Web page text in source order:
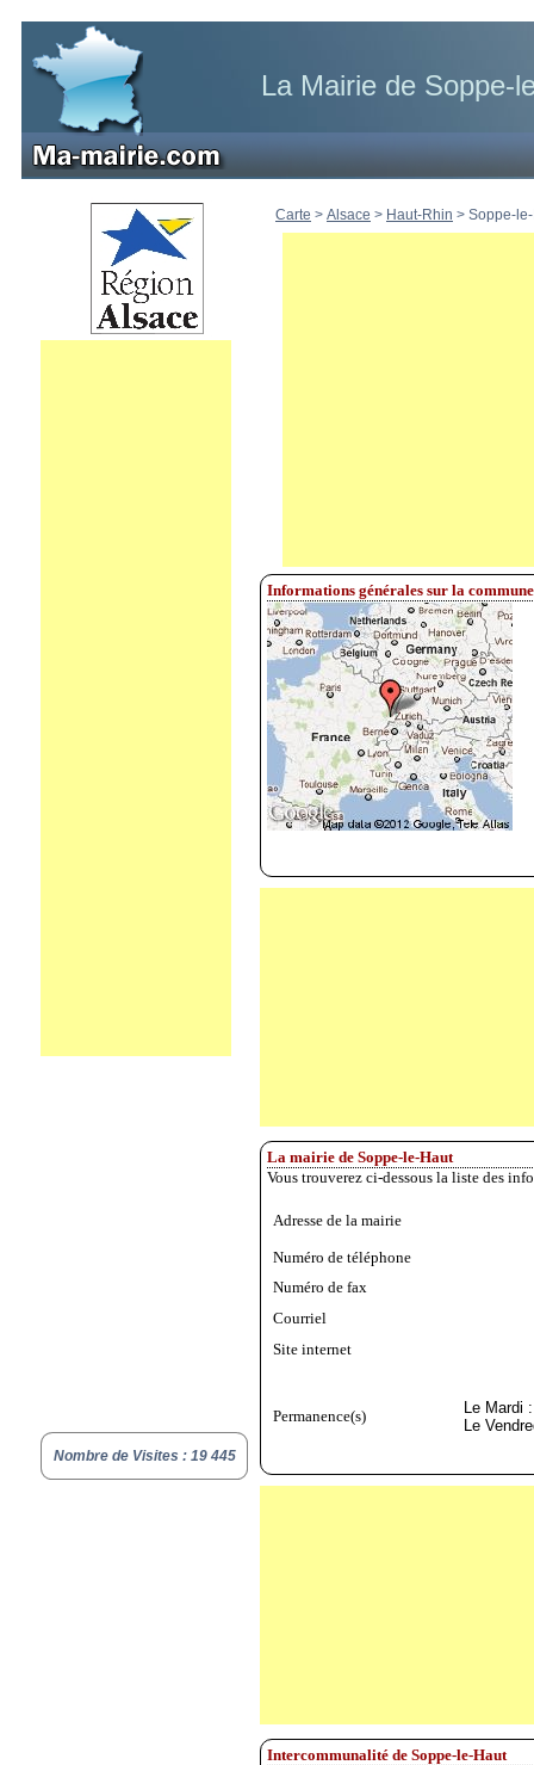
La Mairie de Soppe-
Nombre de Visites : 19 445
Carte > Alsace > Haut-Rhin > Soppe-
Informations générales sur la
La mairie de Soppe-le-Haut
Vous trouverez ci-dessous la liste des
Adresse de la mairie
Numéro de téléphone
Numéro de fax
Courriel
Site internet
Permanence(s)
Le Mardi
Le
Intercommunalité de Soppe-le-Haut